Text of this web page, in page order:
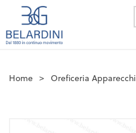
Home > Oreficeria Apparecchi